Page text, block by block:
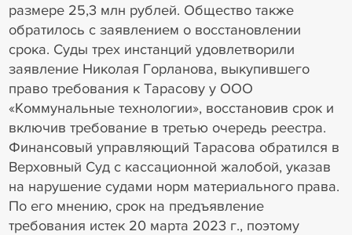
размере 25,3 млн рублей. Общество также
обратилось с заявлением о восстановлении
срока. Суды трех инстанций удовлетворили
заявление Николая Горланова, выкупившего
право требования к Тарасову у ООО
«Коммунальные технологии», восстановив срок и
включив требование в третью очередь реестра.
Финансовый управляющий Тарасова обратился в
Верховный Суд с кассационной жалобой, указав
на нарушение судами норм материального права.
По его мнению, срок на предъявление
требования истек 20 марта 2023 г., поэтому